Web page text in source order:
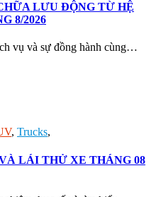
LƯU ĐỘNG TỪ HỆ
8/2026
vụ và sự đồng hành cùng…
, Trucks,
LÁI THỬ XE THÁNG 08